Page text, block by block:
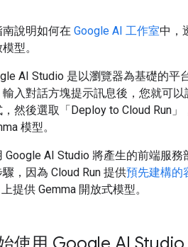
南說明如何在 Google AI 工作室中，
型。
AI Studio 是以瀏覽器為基礎的
輸入對話方塊提示訊息後，您就可
然後選取「Deploy to Cloud Run」
模型。
Google AI Studio 將產生的前端服
驟，因為 Cloud Run 提供預先建構的
上提供 Gemma 開放式模型。